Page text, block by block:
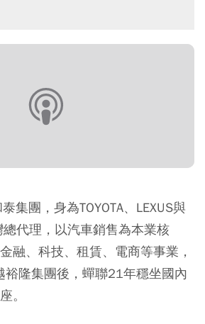
集團，身為TOYOTA、LEXUS與
總代理，以汽車銷售為本業核
融、科技、租賃、電商等事業，
隆集團後，蟬聯21年穩坐國內
。